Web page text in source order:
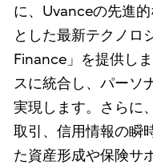
に、Uvanceの先進
とした最新テクノロ
Finance」を提供し
スに統合し、パーソ
実現します。さらに
取引、信用情報の瞬
た資産形成や保険サ